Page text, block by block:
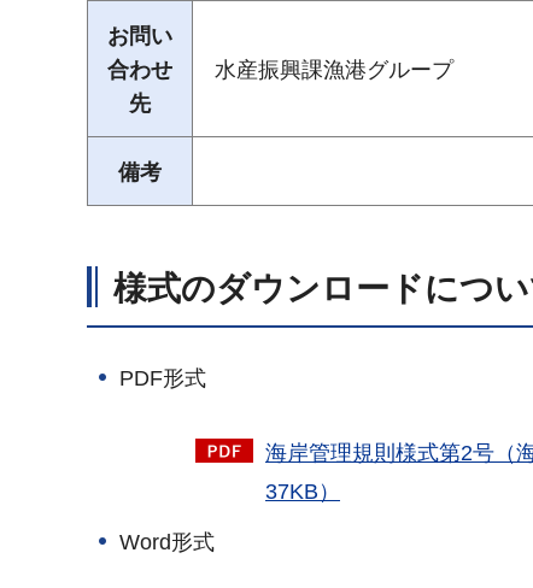
お問い
合わせ
先
水産振興課漁港グループ
備考
様式のダウンロードにつ
PDF形式
海岸管理規則様式第2号（
37KB）
Word形式